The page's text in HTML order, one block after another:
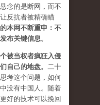
念的是断网，而不
反抗者被精确瞄
本网不断重申：不
布关键信息。
被当权者疯狂入侵
自己的地盘。
二十
考这个问题，如何
没有中国人。随着
好的技术可以挽回